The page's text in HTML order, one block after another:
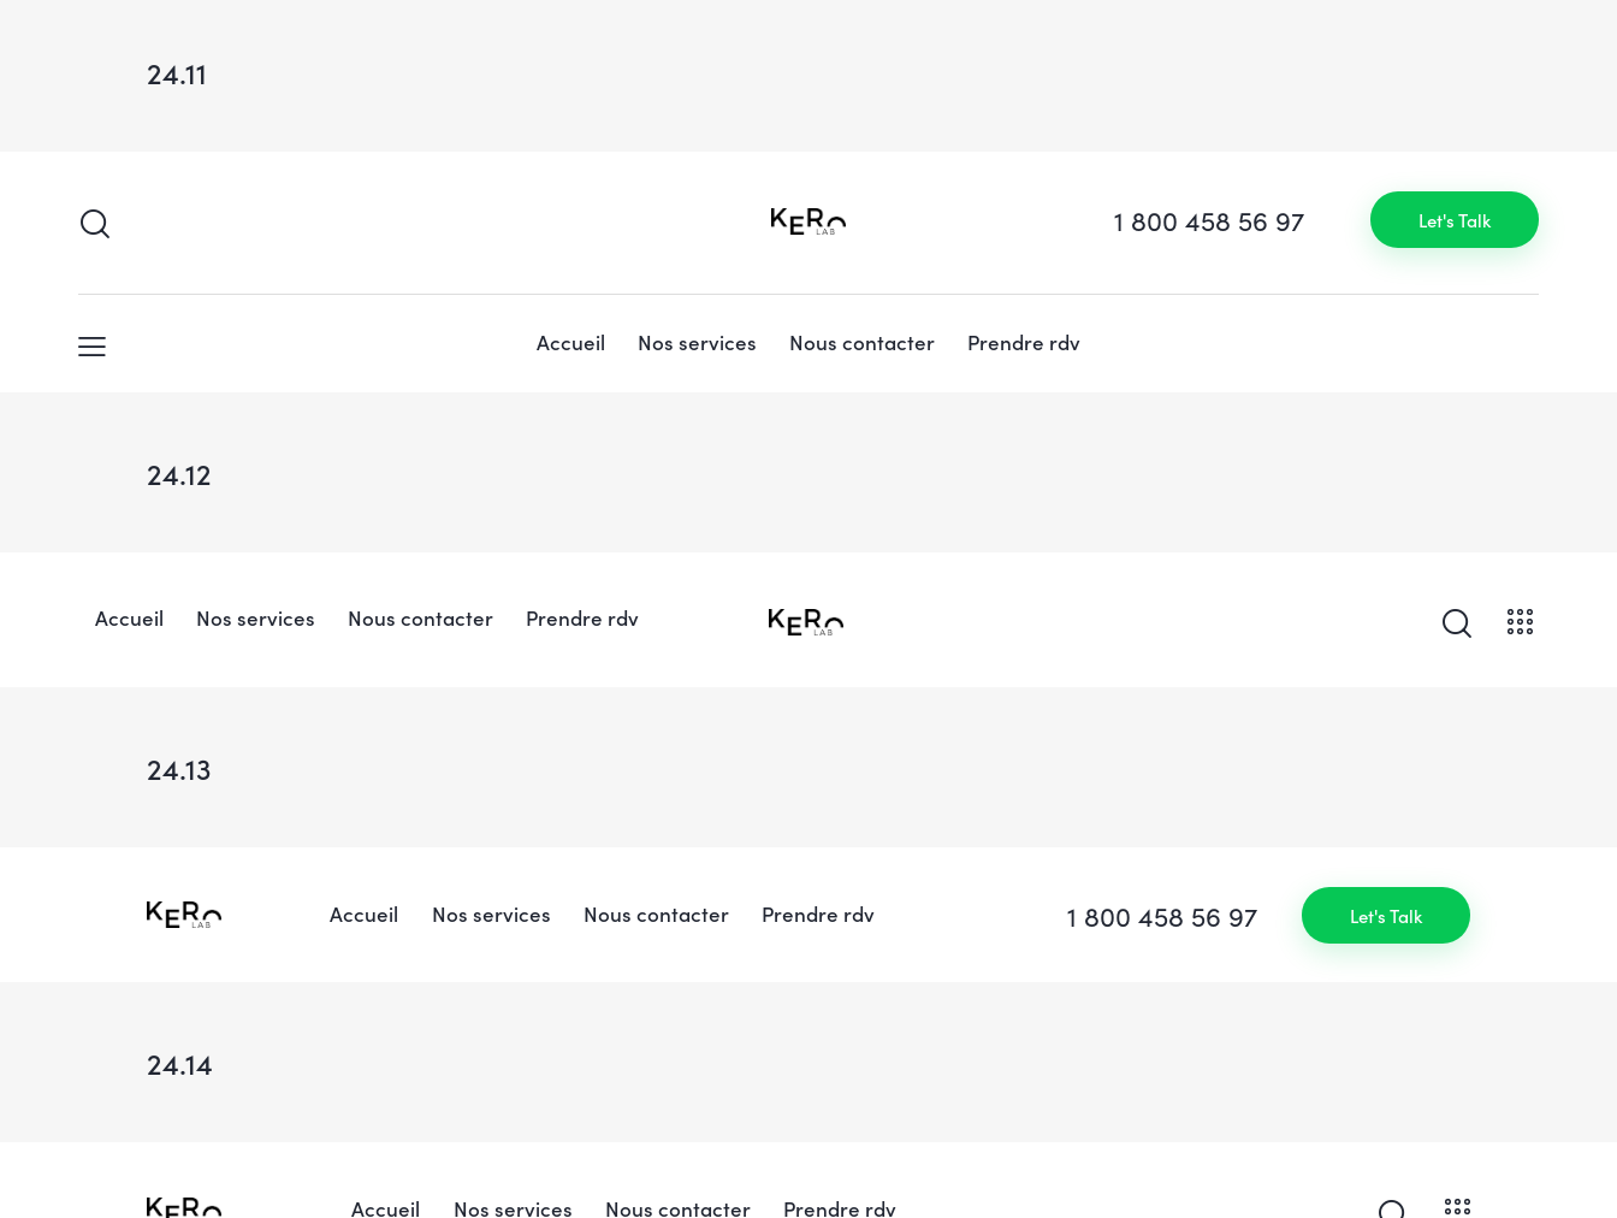
24.11
1 800 458 56 97 Let's Talk
Accueil Nos services Nous contacter Prendre rdv
24.12
Accueil Nos services Nous contacter Prendre rdv
24.13
Accueil Nos services Nous contacter Prendre rdv 1 800 458 56 97 Let's Talk
24.14
Accueil Nos services Nous contacter Prendre rdv